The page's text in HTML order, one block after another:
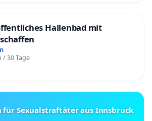
Hallenbad mit
30 Tage
für Sexualstraftäter aus Innsbruck